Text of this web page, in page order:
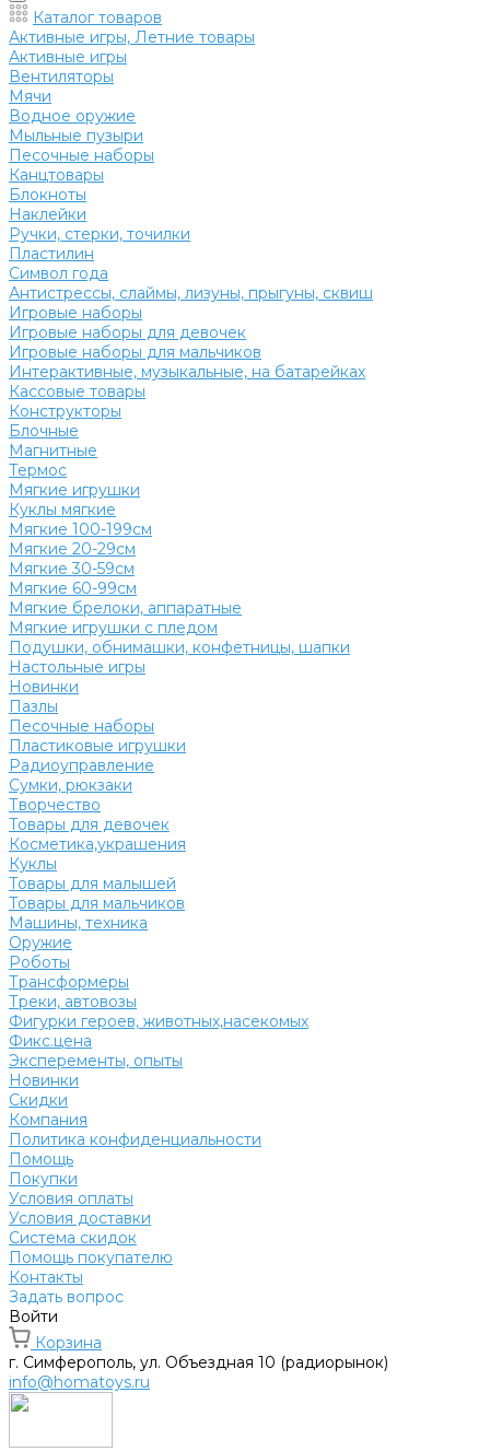
Каталог товаров
Активные игры, Летние товары
Активные игры
Вентиляторы
Мячи
Водное оружие
Мыльные пузыри
Песочные наборы
Канцтовары
Блокноты
Наклейки
Ручки, стерки, точилки
Пластилин
Символ года
Антистрессы, слаймы, лизуны, прыгуны, сквиш
Игровые наборы
Игровые наборы для девочек
Игровые наборы для мальчиков
Интерактивные, музыкальные, на батарейках
Кассовые товары
Конструкторы
Блочные
Магнитные
Термос
Мягкие игрушки
Куклы мягкие
Мягкие 100-199см
Мягкие 20-29см
Мягкие 30-59см
Мягкие 60-99см
Мягкие брелоки, аппаратные
Мягкие игрушки с пледом
Подушки, обнимашки, конфетницы, шапки
Настольные игры
Новинки
Пазлы
Песочные наборы
Пластиковые игрушки
Радиоуправление
Сумки, рюкзаки
Творчество
Товары для девочек
Косметика,украшения
Куклы
Товары для малышей
Товары для мальчиков
Машины, техника
Оружие
Роботы
Трансформеры
Треки, автовозы
Фигурки героев, животных,насекомых
Фикс.цена
Эксперементы, опыты
Новинки
Скидки
Компания
Политика конфиденциальности
Помощь
Покупки
Условия оплаты
Условия доставки
Система скидок
Помощь покупателю
Контакты
Задать вопрос
Войти
Корзина
г. Симферополь, ул. Объездная 10 (радиорынок)
info@homatoys.ru